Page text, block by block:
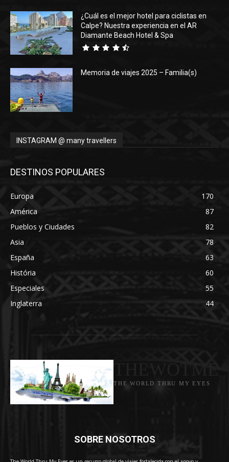
¿Cuál es el mejor hotel para ciclistas en
Calpe? Nuestra experiencia en el AR
Diamante Beach Hotel & Spa
Memoria de viajes 2025 – Familia(s)
INSTAGRAM @ many travellers
DESTINOS POPULARES
Europa
170
América
87
Pueblos y Ciudades
82
Asia
78
España
63
História
60
Especiales
55
Inglaterra
44
THE WORLD THRU MY EYES
SOBRE NOSOTROS